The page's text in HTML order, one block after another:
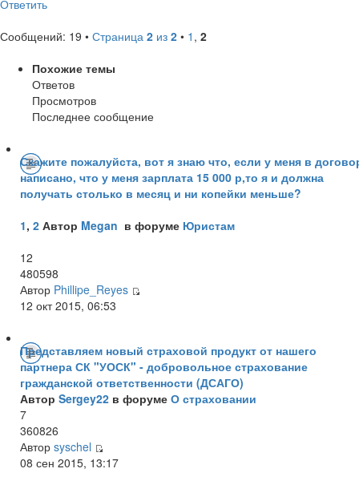
Ответить
Сообщений: 19 • Страница 2 из 2 • 1 , 2
Похожие темы
Ответов
Просмотров
Последнее сообщение
Скажите пожалуйста, вот я знаю что, если у меня в
написано, что у меня зарплата 15 000 р,то я и должна
получать столько в месяц и ни копейки меньше?
1, 2 Автор Megan в форуме Юристам
12
480598
Автор Phillipe_Reyes
12 окт 2015, 06:53
Представляем новый страховой продукт от нашего
партнера СК "УОСК" - добровольное страхование
гражданской ответственности (ДСАГО)
Автор Sergey22 в форуме О страховании
7
360826
Автор syschel
08 сен 2015, 13:17